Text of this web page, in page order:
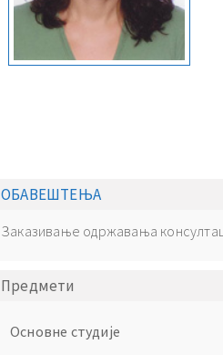
ОБАВЕШТЕЊА
Заказивање одржавања
Предмети
Основне студије